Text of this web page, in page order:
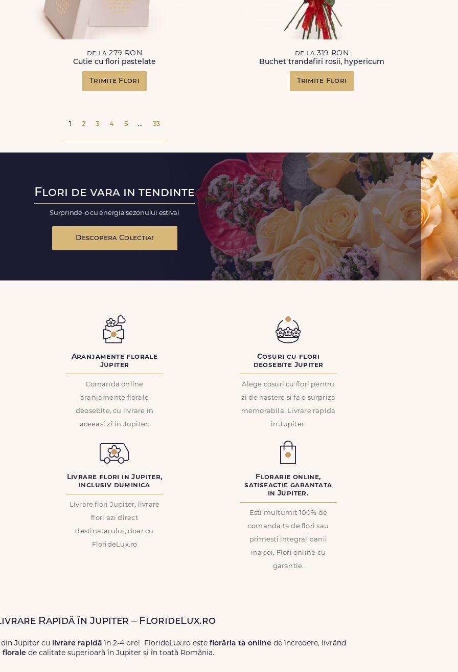
de la 279 RON
Cutie cu flori pastelate
Trimite Flori
de la 319 RON
Buchet trandafiri rosii, hypericum
Trimite Flori
1 2 3 4 5 ... 33
Flori de vara in tendinte
Surprinde-o cu energia sezonului estival
Descopera Colectia!
Aranjamente florale
Jupiter
Comanda online
aranjamente florale
deosebite, cu livrare in
aceeasi zi in Jupiter.
Cosuri cu flori
deosebite Jupiter
Alege cosuri cu flori pentru
zi de nastere si fa o surpriza
memorabila. Livrare rapida
in Jupiter.
Livrare flori in Jupiter,
inclusiv duminica
Livrare flori Jupiter, livrare
flori azi direct
destinatarului, doar cu
FlorideLux.ro
Florarie online,
satisfactie garantata
in Jupiter.
Esti multumit 100% de
comanda ta de flori sau
primesti integral banii
inapoi. Flori online cu
garantie.
Rapidă în Jupiter – FlorideLux.ro
Jupiter cu livrare rapidă în 2-4 ore! FlorideLux.ro este florăria ta online de încredere, livrând
florale de calitate superioară în Jupiter și în toată România.